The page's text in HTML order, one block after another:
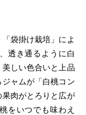
袋掛け栽培」によ
透き通るように白
しい色合いと上品
ャムが「白桃コン
肉がとろりと広が
をいつでも味わえ